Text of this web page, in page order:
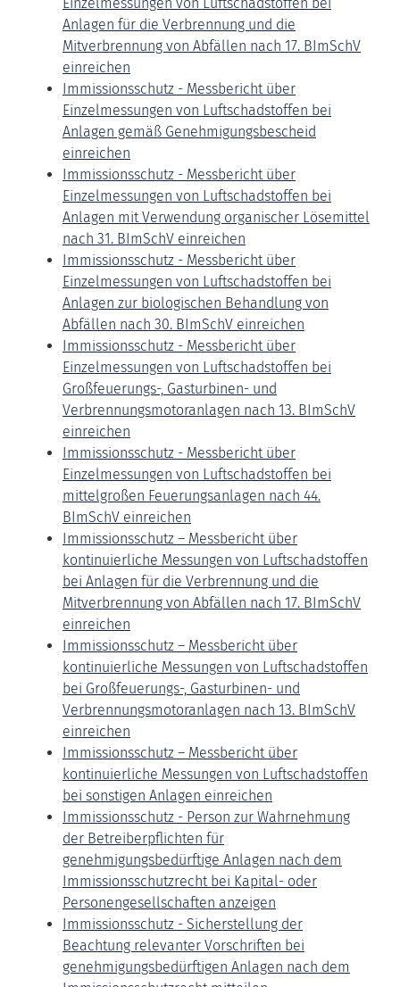
Anlagen für die Verbrennung und die
Mitverbrennung von Abfällen nach 17. BImSchV
einreichen
Immissionsschutz - Messbericht über
Einzelmessungen von Luftschadstoffen bei
Anlagen gemäß Genehmigungsbescheid
einreichen
Immissionsschutz - Messbericht über
Einzelmessungen von Luftschadstoffen bei
Anlagen mit Verwendung organischer Lösemittel
nach 31. BImSchV einreichen
Immissionsschutz - Messbericht über
Einzelmessungen von Luftschadstoffen bei
Anlagen zur biologischen Behandlung von
Abfällen nach 30. BImSchV einreichen
Immissionsschutz - Messbericht über
Einzelmessungen von Luftschadstoffen bei
Großfeuerungs-, Gasturbinen- und
Verbrennungsmotoranlagen nach 13. BImSchV
einreichen
Immissionsschutz - Messbericht über
Einzelmessungen von Luftschadstoffen bei
mittelgroßen Feuerungsanlagen nach 44.
BImSchV einreichen
Immissionsschutz – Messbericht über
kontinuierliche Messungen von Luftschadstoffen
bei Anlagen für die Verbrennung und die
Mitverbrennung von Abfällen nach 17. BImSchV
einreichen
Immissionsschutz – Messbericht über
kontinuierliche Messungen von Luftschadstoffen
bei Großfeuerungs-, Gasturbinen- und
Verbrennungsmotoranlagen nach 13. BImSchV
einreichen
Immissionsschutz – Messbericht über
kontinuierliche Messungen von Luftschadstoffen
bei sonstigen Anlagen einreichen
Immissionsschutz - Person zur Wahrnehmung
der Betreiberpflichten für
genehmigungsbedürftige Anlagen nach dem
Immissionsschutzrecht bei Kapital- oder
Personengesellschaften anzeigen
Immissionsschutz - Sicherstellung der
Beachtung relevanter Vorschriften bei
genehmigungsbedürftigen Anlagen nach dem